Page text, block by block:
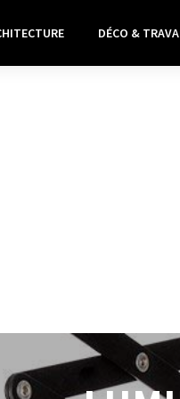
DÉCO &